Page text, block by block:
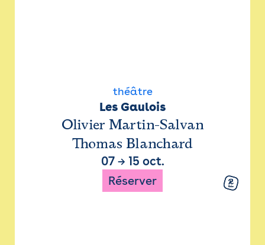
théâtre
Les Gaulois
Olivier Martin-Salvan
Thomas Blanchard
07→ 15 oct.
Réserver